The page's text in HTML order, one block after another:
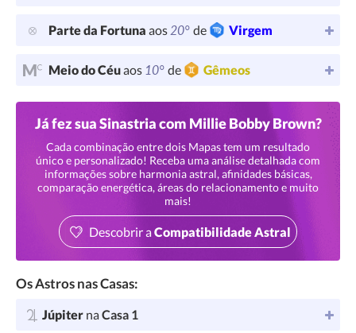
Parte da Fortuna aos20° de Virgem
Meio do Céuaos 10° de Gêmeos
Já fez sua Sinastria com Millie Bobby Brown?
Cada combinação entre dois Mapas tem um resultado
único e personalizado! Receba uma análise detalhada com
informações sobre harmonia astral, afinidades básicas,
comparação energética, áreas do relacionamento e muito
mais!
Descobrir aCompatibilidade Astral
Os Astros nas Casas:
Júpiter naCasa 1